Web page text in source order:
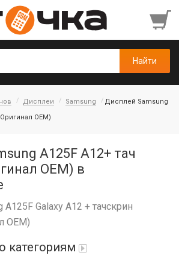
Дисплеи Samsung
Дисплей Samsung
OEM)
A125F A12+ тач
OEM) в
Galaxy A12 + тачскрин
OEM)
категориям